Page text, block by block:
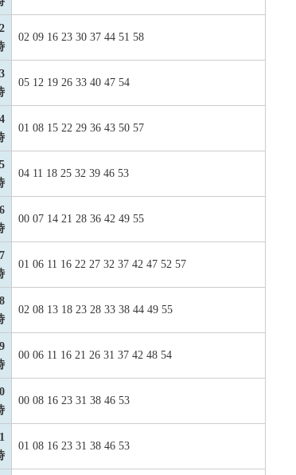
02 09 16 23 30 37 44 51 58
05 12 19 26 33 40 47 54
01 08 15 22 29 36 43 50 57
04 11 18 25 32 39 46 53
00 07 14 21 28 36 42 49 55
01 06 11 16 22 27 32 37 42 47 52 57
02 08 13 18 23 28 33 38 44 49 55
00 06 11 16 21 26 31 37 42 48 54
00 08 16 23 31 38 46 53
01 08 16 23 31 38 46 53